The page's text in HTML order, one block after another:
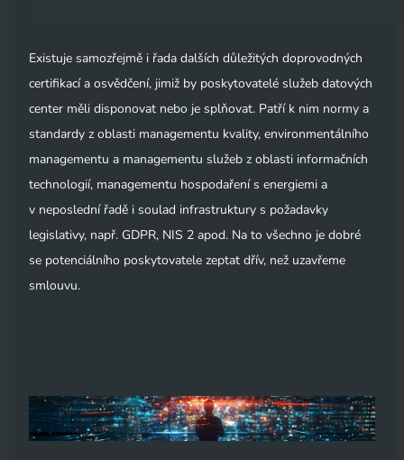
Existuje samozřejmě i řada dalších důležitých doprovodných
certifikací a osvědčení, jimiž by poskytovatelé služeb datových
center měli disponovat nebo je splňovat. Patří k nim normy a
standardy z oblasti managementu kvality, environmentálního
managementu a managementu služeb z oblasti informačních
technologií, managementu hospodaření s energiemi a
v neposlední řadě i soulad infrastruktury s požadavky
legislativy, např. GDPR, NIS 2 apod. Na to všechno je dobré
se potenciálního poskytovatele zeptat dřív, než uzavřeme
smlouvu.